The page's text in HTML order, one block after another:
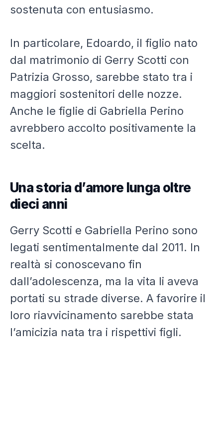
sostenuta con entusiasmo.
In particolare, Edoardo, il figlio nato
dal matrimonio di Gerry Scotti con
Patrizia Grosso, sarebbe stato tra i
maggiori sostenitori delle nozze.
Anche le figlie di Gabriella Perino
avrebbero accolto positivamente la
scelta.
Una storia d’amore lunga oltre
dieci anni
Gerry Scotti e Gabriella Perino sono
legati sentimentalmente dal 2011. In
realtà si conoscevano fin
dall’adolescenza, ma la vita li aveva
portati su strade diverse. A favorire il
loro riavvicinamento sarebbe stata
l’amicizia nata tra i rispettivi figli.